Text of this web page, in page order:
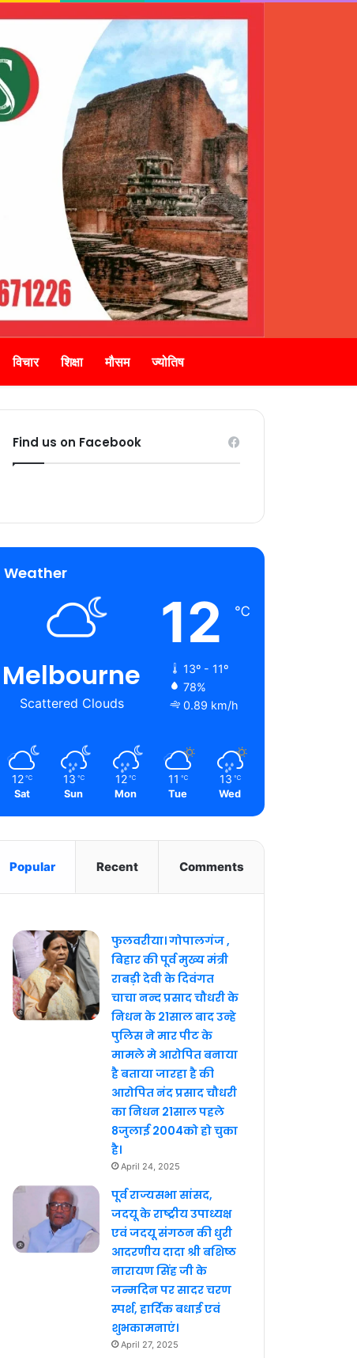
विचार शिक्षा मौसम ज्योतिष
Find us on Facebook
Weather
Melbourne
Scattered Clouds
12 ℃
13º - 11º
78%
0.89 km/h
12 ℃
Sat
13 ℃
Sun
12 ℃
Mon
11 ℃
Tue
13 ℃
Wed
Popular Recent Comments
फुलवरीया। गोपालगंज ,
बिहार की पूर्व मुख्य मंत्री
राबड़ी देवी के दिवंगत
चाचा नन्द प्रसाद चौधरी के
निधन के 21साल बाद उन्हे
पुलिस ने मार पीट के
मामले मे आरोपित बनाया
है बताया जारहा है की
आरोपित नंद प्रसाद चौधरी
का निधन 21साल पहले
8जुलाई 2004को हो चुका
है।
April 24, 2025
पूर्व राज्यसभा सांसद,
जदयू के राष्ट्रीय उपाध्यक्ष
एवं जदयू संगठन की धुरी
आदरणीय दादा श्री बशिष्ठ
नारायण सिंह जी के
जन्मदिन पर सादर चरण
स्पर्श, हार्दिक बधाई एवं
शुभकामनाएं।
April 27, 2025